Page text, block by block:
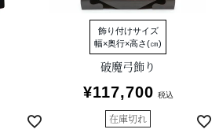
飾り付けサイズ
幅×奥行×高さ(㎝)
破魔弓飾り
¥117,700 税込
在庫切れ